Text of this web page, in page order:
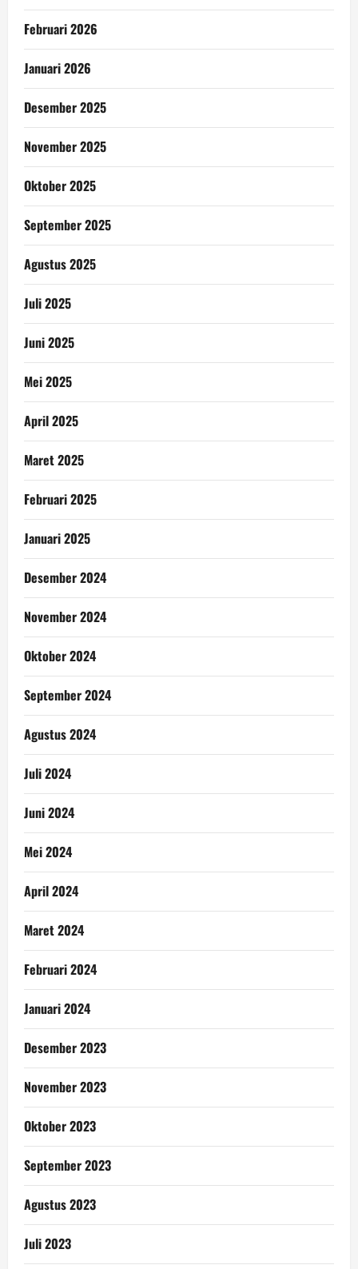
Februari 2026
Januari 2026
Desember 2025
November 2025
Oktober 2025
September 2025
Agustus 2025
Juli 2025
Juni 2025
Mei 2025
April 2025
Maret 2025
Februari 2025
Januari 2025
Desember 2024
November 2024
Oktober 2024
September 2024
Agustus 2024
Juli 2024
Juni 2024
Mei 2024
April 2024
Maret 2024
Februari 2024
Januari 2024
Desember 2023
November 2023
Oktober 2023
September 2023
Agustus 2023
Juli 2023